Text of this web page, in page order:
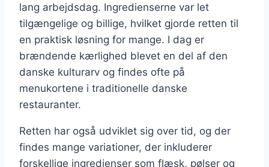
lang arbejdsdag. Ingredienserne var let
tilgængelige og billige, hvilket gjorde retten til
en praktisk løsning for mange. I dag er
brændende kærlighed blevet en del af den
danske kulturarv og findes ofte på
menukortene i traditionelle danske
restauranter.
Retten har også udviklet sig over tid, og der
findes mange variationer, der inkluderer
forskellige ingredienser som flæsk, pølser og